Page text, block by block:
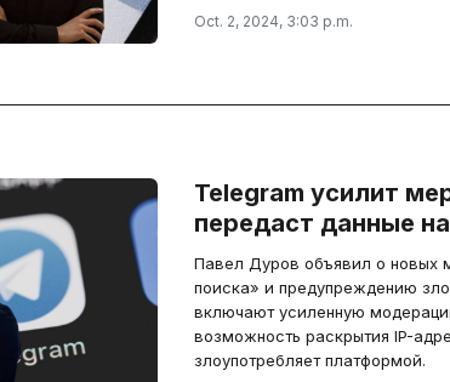
Oct. 2, 2024, 3:03 p.m.
Telegram усилит
передаст данные
Павел Дуров объявил о новых
поиска» и предупреждению
включают усиленную
возможность раскрытия IP-
злоупотребляет платформой.